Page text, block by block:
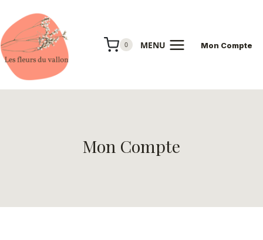
contenu
0 MENU Mon Compte
Mon Compte